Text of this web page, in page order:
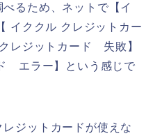
るため、ネットで【イ
イククル クレジットカー
レジットカード 失敗】
エラー】という感じで
ジットカードが使えな